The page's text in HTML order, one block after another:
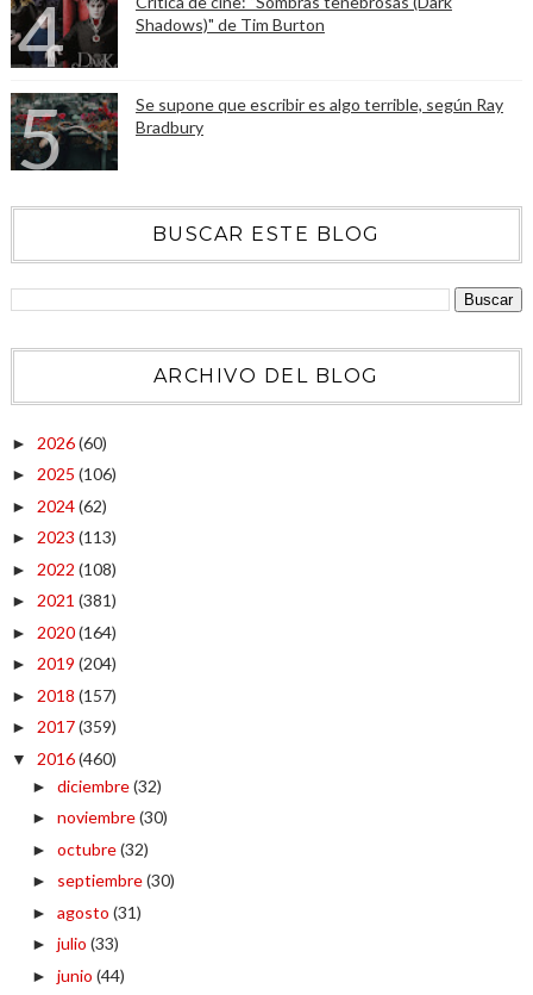
Shadows)" de Tim Burton
Se supone que escribir es algo terrible, según Ray
Bradbury
BUSCAR ESTE BLOG
ARCHIVO DEL BLOG
► 2026(60)
► 2025 (106)
► 2024(62)
► 2023 (113)
► 2022 (108)
► 2021 (381)
► 2020(164)
► 2019 (204)
► 2018 (157)
► 2017(359)
▼ 2016(460)
► diciembre(32)
► noviembre(30)
► octubre(32)
► septiembre(30)
► agosto (31)
► julio (33)
► junio (44)